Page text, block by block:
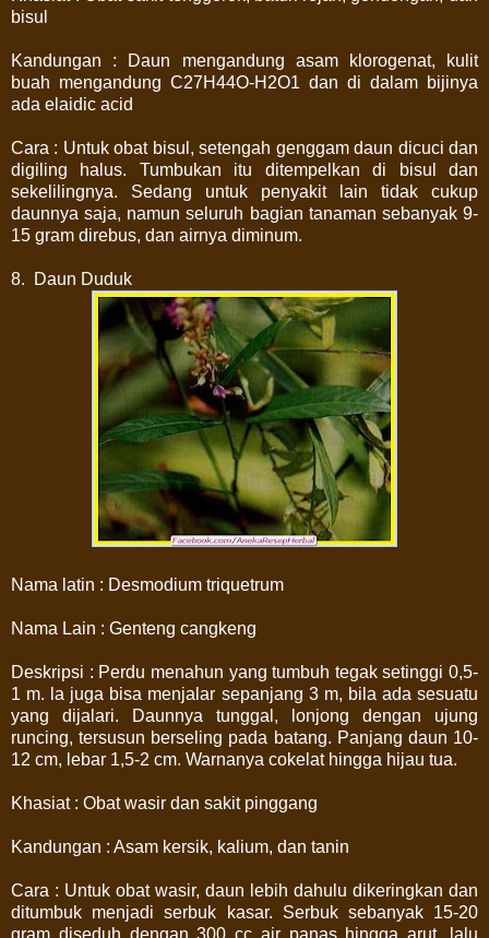
bisul
Kandungan : Daun mengandung asam klorogenat, kulit
buah mengandung C27H44O-H2O1 dan di dalam bijinya
ada elaidic acid
Cara : Untuk obat bisul, setengah genggam daun dicuci dan
digiling halus. Tumbukan itu ditempelkan di bisul dan
sekelilingnya. Sedang untuk penyakit lain tidak cukup
daunnya saja, namun seluruh bagian tanaman sebanyak 9-
15 gram direbus, dan airnya diminum.
8. Daun Duduk
Nama latin : Desmodium triquetrum
Nama Lain : Genteng cangkeng
Deskripsi : Perdu menahun yang tumbuh tegak setinggi 0,5-
1 m. la juga bisa menjalar sepanjang 3 m, bila ada sesuatu
yang dijalari. Daunnya tunggal, lonjong dengan ujung
runcing, tersusun berseling pada batang. Panjang daun 10-
12 cm, lebar 1,5-2 cm. Warnanya cokelat hingga hijau tua.
Khasiat : Obat wasir dan sakit pinggang
Kandungan : Asam kersik, kalium, dan tanin
Cara : Untuk obat wasir, daun lebih dahulu dikeringkan dan
ditumbuk menjadi serbuk kasar. Serbuk sebanyak 15-20
gram diseduh dengan 300 cc air panas hingga arut, lalu